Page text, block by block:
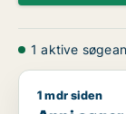
1 aktive
Anni søger
1 mdr siden